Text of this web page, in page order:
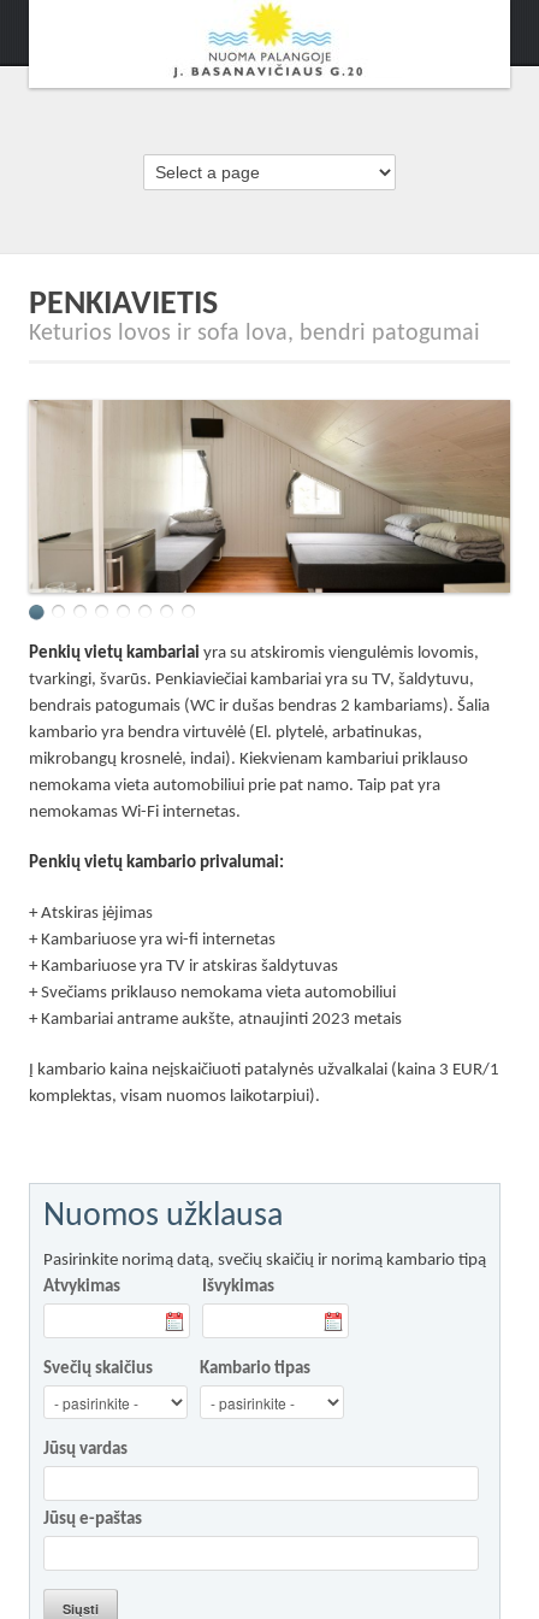
PENKIAVIETIS
Keturios lovos ir sofa lova, bendri patogumai
Penkių vietų kambariai yra su atskiromis viengulėmis lovomis,
tvarkingi, švarūs. Penkiaviečiai kambariai yra su TV, šaldytuvu,
bendrais patogumais (WC ir dušas bendras 2 kambariams). Šalia
kambario yra bendra virtuvėlė (El. plytelė, arbatinukas,
mikrobangų krosnelė, indai). Kiekvienam kambariui priklauso
nemokama vieta automobiliui prie pat namo. Taip pat yra
nemokamas Wi-Fi internetas.
Penkių vietų kambario privalumai:
+ Atskiras įėjimas
+ Kambariuose yra wi-fi internetas
+ Kambariuose yra TV ir atskiras šaldytuvas
+ Svečiams priklauso nemokama vieta automobiliui
+ Kambariai antrame aukšte, atnaujinti 2023 metais
Į kambario kaina neįskaičiuoti patalynės užvalkalai (kaina 3 EUR/1
komplektas, visam nuomos laikotarpiui).
Nuomos užklausa
Pasirinkite norimą datą, svečių skaičių ir norimą kambario tipą
Atvykimas
Išvykimas
Svečių skaičius Kambario tipas
Jūsų vardas
Jūsų e-paštas
Siųsti